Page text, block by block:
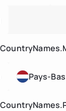
Pays-Bas